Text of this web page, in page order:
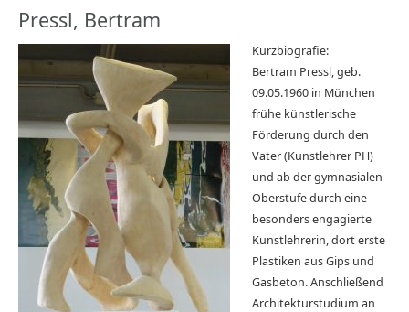
Pressl, Bertram
Kurzbiografie:
Bertram Pressl, geb.
09.05.1960 in München
frühe künstlerische
Förderung durch den
Vater (Kunstlehrer PH)
und ab der gymnasialen
Oberstufe durch eine
besonders engagierte
Kunstlehrerin, dort erste
Plastiken aus Gips und
Gasbeton. Anschließend
Architekturstudium an